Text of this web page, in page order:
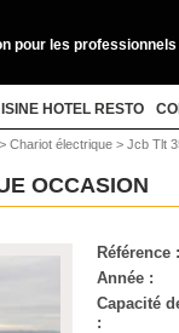
pour les professionnels
HOTEL RESTO
> Chariot électrique > Jcb Tlt
OCCASION
Référence :
Année :
Capacité
: